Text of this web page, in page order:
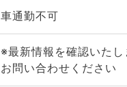
車通勤不可
※最新情報を確認いたし
お問い合わせください